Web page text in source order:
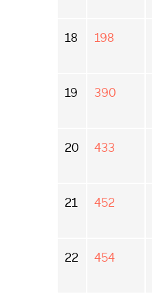
18 198
19 390
20 433
21 452
22 454